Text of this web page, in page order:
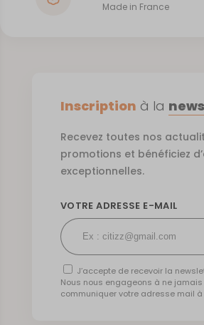
Made in France
Inscription à la
Recevez toutes nos
promotions et bénéficiez
exceptionnelles.
VOTRE ADRESSE E-MAIL
J’accepte de recevoir la
Nous nous engageons à ne jamais
communiquer votre adresse mail